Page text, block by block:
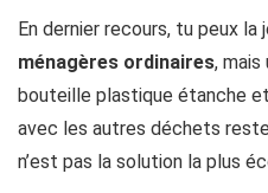
En dernier recours, tu peux la
ménagères ordinaires, mais
bouteille plastique étanche
avec les autres déchets
n’est pas la solution la plus